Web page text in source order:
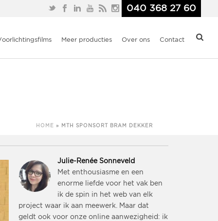
040 368 27 60
Meer producties Over ons Contact
HOME » MTH SPONSORT BRAM DEKKER
Julie-Renée Sonneveld
Met enthousiasme en een
enorme liefde voor het vak ben
ik de spin in het web van elk
project waar ik aan meewerk. Maar dat
geldt ook voor onze online aanwezigheid: ik